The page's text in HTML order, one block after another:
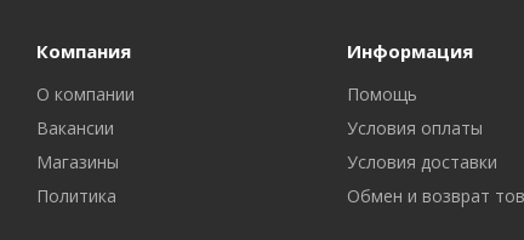
Компания
О компании
Вакансии
Магазины
Политика
Информация
Помощь
Условия оплаты
Условия доставки
Обмен и возврат